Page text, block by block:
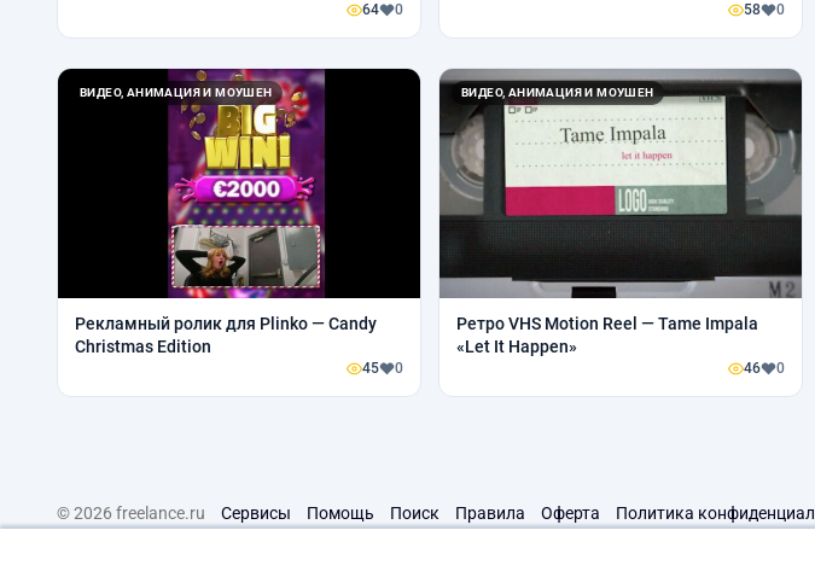
64 0 58 0
ВИДЕО, АНИМАЦИЯ И МОУШЕН
Рекламный ролик для Plinko — Candy
Christmas Edition
45 0
ВИДЕО, АНИМАЦИЯ И МОУШЕН
Ретро VHS Motion Reel — Tame Impala
«Let It Happen»
46 0
© 2026 freelance.ru Сервисы Помощь Поиск Правила Оферта Политика